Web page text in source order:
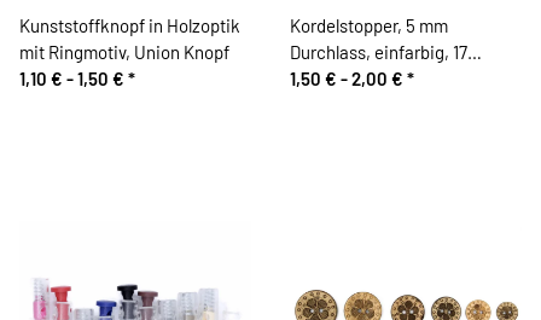
Kunststoffknopf in Holzoptik
mit Ringmotiv, Union Knopf
1,10 € -1,50 € *
Kordelstopper, 5 mm
Durchlass, einfarbig, 17
Farben
1,50 € -2,00 € *